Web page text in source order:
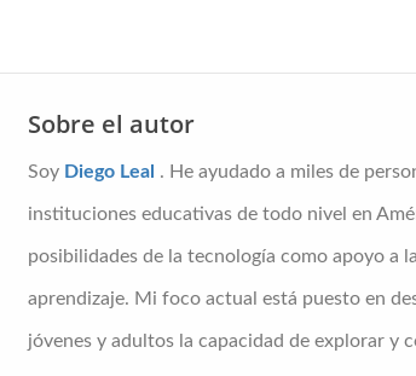
Sobre el autor
Soy Diego Leal . He ayudado a miles de
instituciones educativas de todo nivel en
posibilidades de la tecnología como apoyo a
aprendizaje. Mi foco actual está puesto en
jóvenes y adultos la capacidad de explorar y